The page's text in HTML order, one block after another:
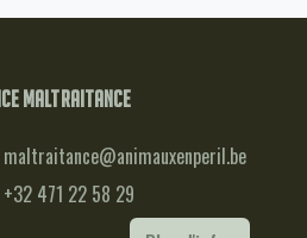
maltraitance
maltraitance@animauxenperil.be
+32 471 22 58 29